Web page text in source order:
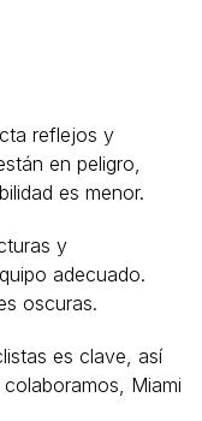
reflejos y
en peligro,
es menor.
y
adecuado.
oscuras.
es clave, así
Miami